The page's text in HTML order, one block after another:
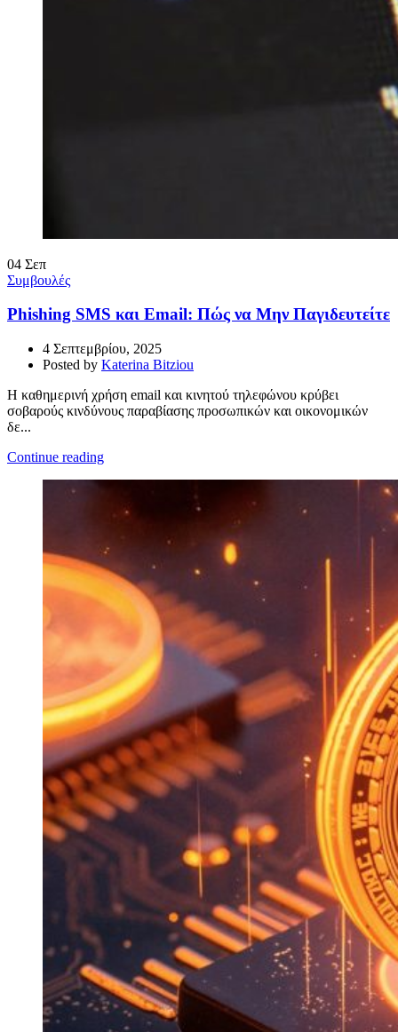
04 Σεπ
Συμβουλές
Phishing SMS και Email: Πώς να Μην Παγιδευτείτε
4 Σεπτεμβρίου, 2025
Posted by Katerina Bitziou
Η καθημερινή χρήση email και κινητού τηλεφώνου κρύβει
σοβαρούς κινδύνους παραβίασης προσωπικών και οικονομικών
δε...
Continue reading